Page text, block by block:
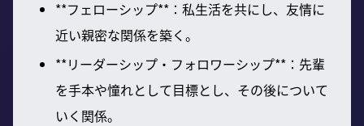
**フェローシップ**：私生活を共にし、友情に
近い親密な関係を築く。
**リーダーシップ・フォロワーシップ**：先輩
を手本や憧れとして目標とし、その後について
いく関係。